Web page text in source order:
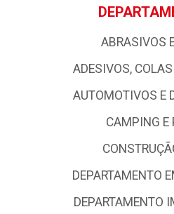
ABRASIVOS
ADESIVOS,
AUTOMOTIVOS E
CAMPING E
DEPARTAMENTO
DEPARTAMENTO